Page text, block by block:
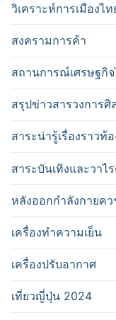
วิเคราะห์การเมืองไ
สงครามการค้า
สถานการณ์เศรษฐกิ
สรุปข่าวสารวงการศิ
สาระน่ารู้เรื่องราวท้
สาระบันเทิงและวาไ
หลังออกกําลังกายค
เครื่องทำความเย็น
เครื่องปรับอากาศ
เที่ยวญี่ปุ่น 2024